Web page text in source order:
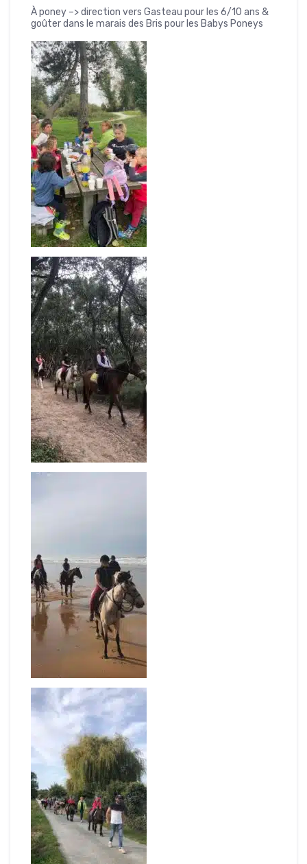
À poney –> direction vers Gasteau pour les 6/10 ans &
goûter dans le marais des Bris pour les Babys Poneys